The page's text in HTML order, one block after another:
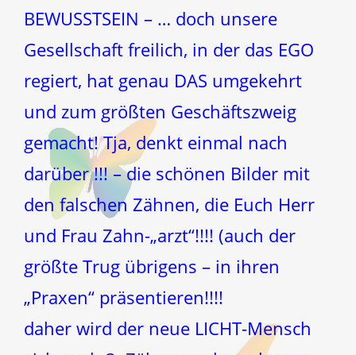
BEWUSSTSEIN – … doch unsere
Gesellschaft freilich, in der das EGO
regiert, hat genau DAS umgekehrt
und zum größten Geschäftszweig
gemacht! Tja, denkt einmal nach
darüber !!! – die schönen Bilder mit
den falschen Zähnen, die Euch Herr
und Frau Zahn-„arzt“!!!! (auch der
größte Trug übrigens – in ihren
„Praxen“ präsentieren!!!!
daher wird der neue LICHT-Mensch